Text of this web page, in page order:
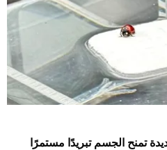
تمنح الجسم تبريدًا مستمرًا